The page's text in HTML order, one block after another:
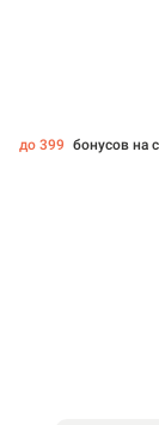
до 399 бонусов на